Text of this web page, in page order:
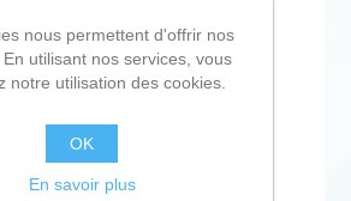
nous permettent d'offrir nos
utilisant nos services, vous
notre utilisation des cookies.
OK
En savoir plus